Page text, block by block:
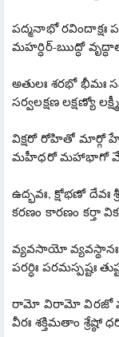
పద్మనాభో రవిందాక్షః
మహర్ధిర్-ఋద్ధో
అతులః శరభో భీమః
సర్వలక్షణ లక్షణ్యో
విక్షరో రోహితో మార్గో
మహీధరో మహాభాగో
ఉద్భవః, క్షోభణో దేవః
కరణం కారణం కర్తా
వ్యవసాయో వ్యవస్థానః
పరర్ధిః పరమస్పష్టః
రామో విరామో విరజో
వీరః శక్తిమతాం శ్రేష్ఠో